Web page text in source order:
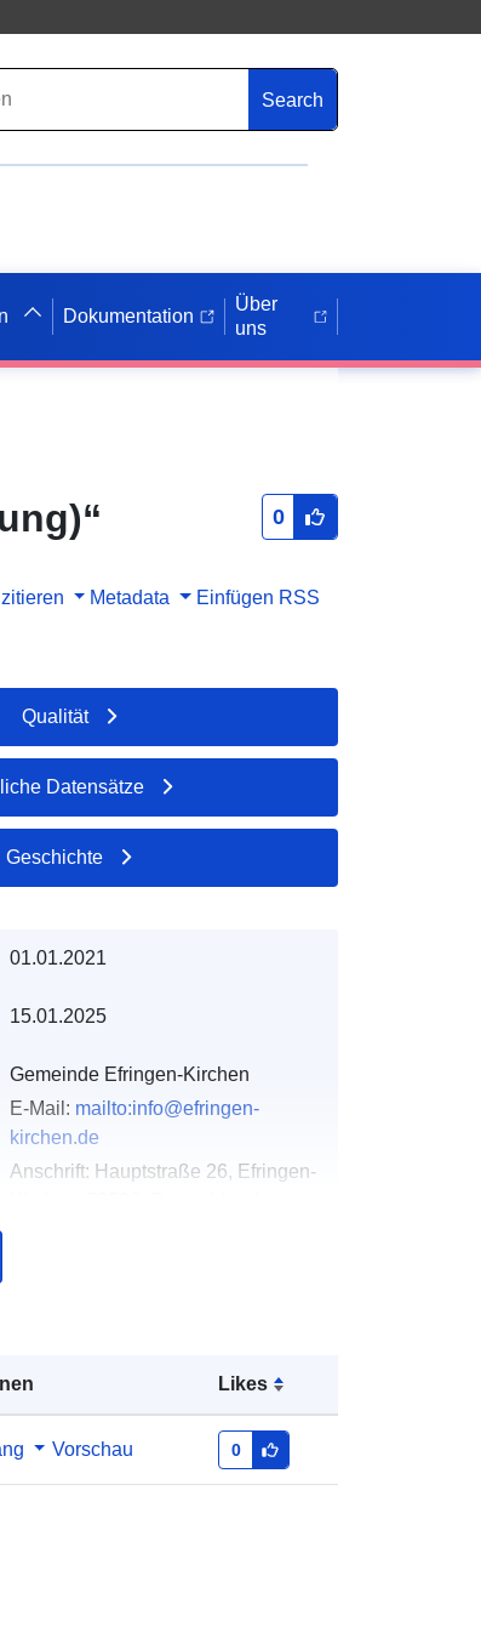
Search
Dokumentation
Über
uns
0
Metadata Einfügen RSS
Likes
Vorschau 0
Qualität
Datensätze
Geschichte
01.01.2021
15.01.2025
Gemeinde Efringen-Kirchen
E-Mail: mailto:info@efringen-
kirchen.de
Anschrift: Hauptstraße 26, Efringen-
July 2026
Koordinaten: [ [ 7.562584,
47.6551956 ], [ 7.5646436,